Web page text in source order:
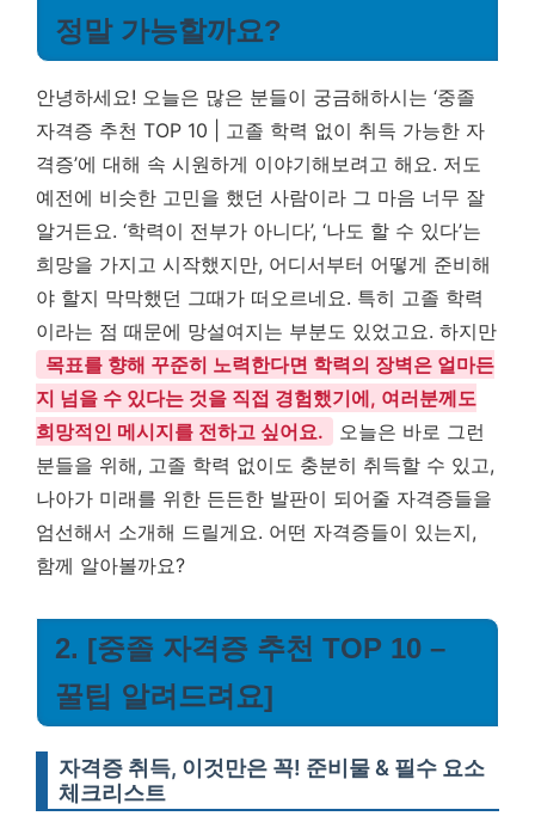
정말 가능할까요?
안녕하세요! 오늘은 많은 분들이 궁금해하시는 ‘중졸
자격증 추천 TOP 10 | 고졸 학력 없이 취득 가능한 자
격증’에 대해 속 시원하게 이야기해보려고 해요. 저도
예전에 비슷한 고민을 했던 사람이라 그 마음 너무 잘
알거든요. ‘학력이 전부가 아니다’, ‘나도 할 수 있다’는
희망을 가지고 시작했지만, 어디서부터 어떻게 준비해
야 할지 막막했던 그때가 떠오르네요. 특히 고졸 학력
이라는 점 때문에 망설여지는 부분도 있었고요. 하지만
목표를 향해 꾸준히 노력한다면 학력의 장벽은 얼마든
지 넘을 수 있다는 것을 직접 경험했기에, 여러분께도
희망적인 메시지를 전하고 싶어요.
오늘은 바로 그런
분들을 위해, 고졸 학력 없이도 충분히 취득할 수 있고,
나아가 미래를 위한 든든한 발판이 되어줄 자격증들을
엄선해서 소개해 드릴게요. 어떤 자격증들이 있는지,
함께 알아볼까요?
2. [중졸 자격증 추천 TOP 10 –
꿀팁 알려드려요]
자격증 취득, 이것만은 꼭! 준비물 & 필수 요소
체크리스트